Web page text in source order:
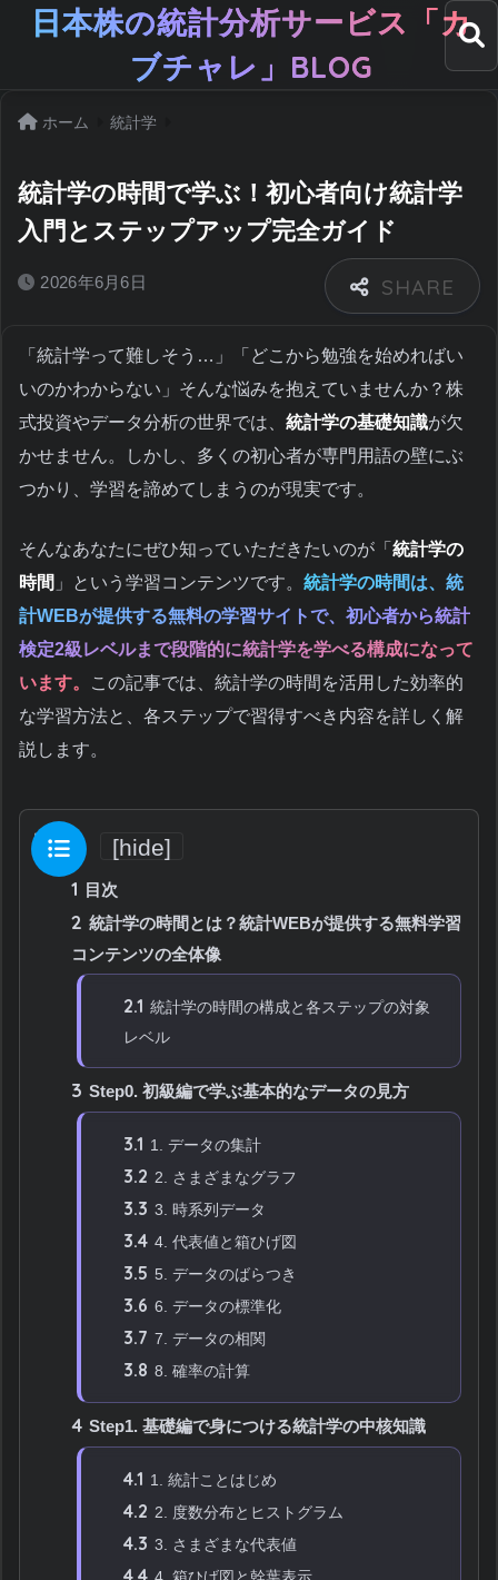
日本株の統計分析サービス「カ
ブチャレ」BLOG
ホーム 統計学
統計学の時間で学ぶ！初心者向け統計学
入門とステップアップ完全ガイド
2026年6月6日
「統計学って難しそう…」「どこから勉強を始めればい
いのかわからない」そんな悩みを抱えていませんか？株
式投資やデータ分析の世界では、 統計学の基礎知識が欠
かせません。しかし、多くの初心者が専門用語の壁にぶ
つかり、学習を諦めてしまうのが現実です。
そんなあなたにぜひ知っていただきたいのが「 統計学の
時間 」という学習コンテンツです。 統計学の時間は、統
計WEBが提供する無料の学習サイトで、初心者から統計
検定2級レベルまで段階的に統計学を学べる構成になって
います。
この記事では、統計学の時間を活用した効率的
な学習方法と、各ステップで習得すべき内容を詳しく解
説します。
目次 [hide]
1 目次
2 統計学の時間とは？統計WEBが提供する無料学習
コンテンツの全体像
2.1 統計学の時間の構成と各ステップの対象
レベル
3 Step0. 初級編で学ぶ基本的なデータの見方
3.1 1. データの集計
3.2 2. さまざまなグラフ
3.3 3. 時系列データ
3.4 4. 代表値と箱ひげ図
3.5 5. データのばらつき
3.6 6. データの標準化
3.7 7. データの相関
3.8 8. 確率の計算
4 Step1. 基礎編で身につける統計学の中核知識
4.1 1. 統計ことはじめ
4.2 2. 度数分布とヒストグラム
4.3 3. さまざまな代表値
4.4 4. 箱ひげ図と幹葉表示